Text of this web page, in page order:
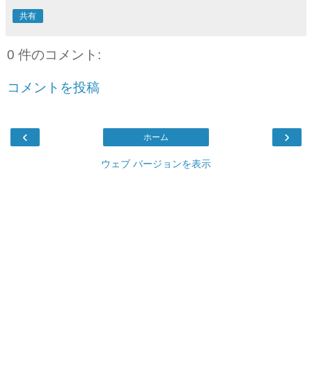
共有
0 件のコメント:
コメントを投稿
‹ ›
ホーム
ウェブ バージョンを表示